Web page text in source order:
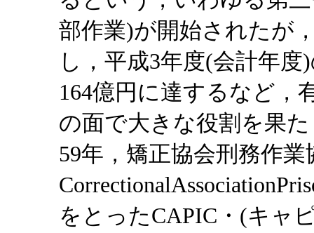
部作業)が開始されたが
し，平成3年度(会計年
164億円に達するなど，
の面で大きな役割を果
59年，矯正協会刑務作
をとったCAPIC・(キャ